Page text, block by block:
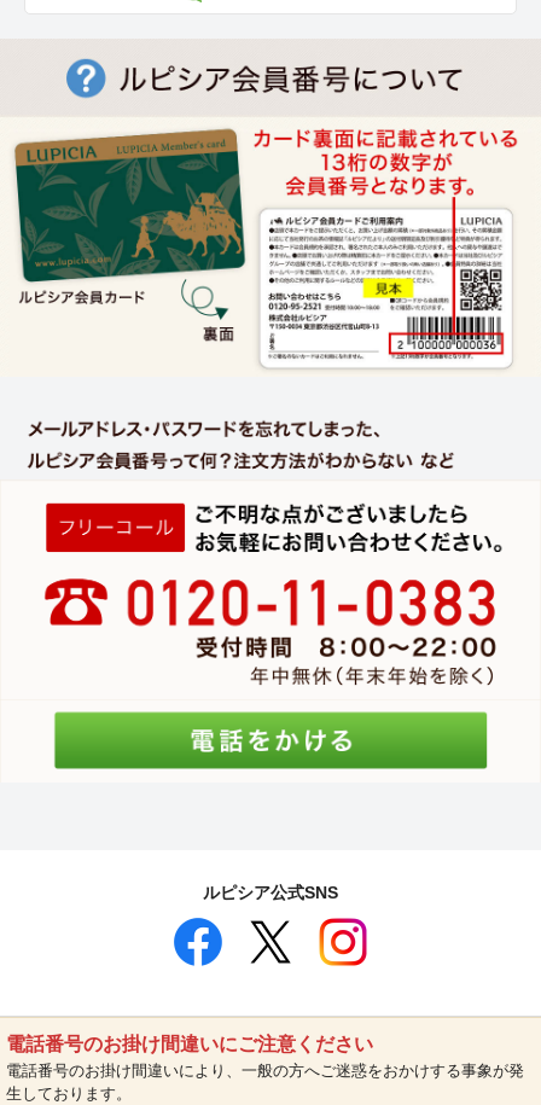
ルピシア公式SNS
電話番号のお掛け間違いにご注意ください
電話番号のお掛け間違いにより、一般の方へご迷惑をおかけする事象が発
生しております。